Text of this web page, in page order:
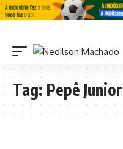
Tag: Pepê Junior